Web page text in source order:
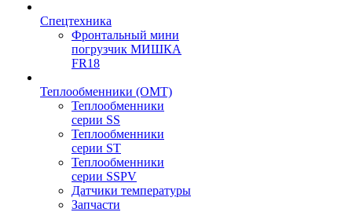
Спецтехника
Фронтальный мини
погрузчик МИШКА
FR18
Теплообменники (OMT)
Теплообменники
серии SS
Теплообменники
серии ST
Теплообменники
серии SSPV
Датчики температуры
Запчасти